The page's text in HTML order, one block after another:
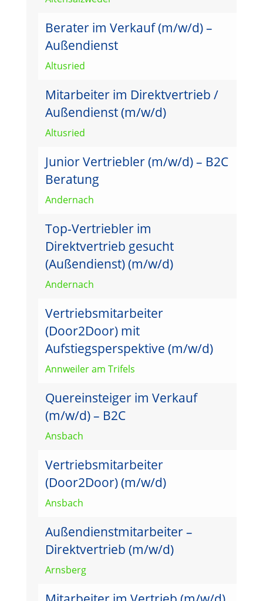
Berater im Verkauf (m/w/d) –
Außendienst
Altusried
Mitarbeiter im Direktvertrieb /
Außendienst (m/w/d)
Altusried
Junior Vertriebler (m/w/d) – B2C
Beratung
Andernach
Top-Vertriebler im
Direktvertrieb gesucht
(Außendienst) (m/w/d)
Andernach
Vertriebsmitarbeiter
(Door2Door) mit
Aufstiegsperspektive (m/w/d)
Annweiler am Trifels
Quereinsteiger im Verkauf
(m/w/d) – B2C
Ansbach
Vertriebsmitarbeiter
(Door2Door) (m/w/d)
Ansbach
Außendienstmitarbeiter –
Direktvertrieb (m/w/d)
Arnsberg